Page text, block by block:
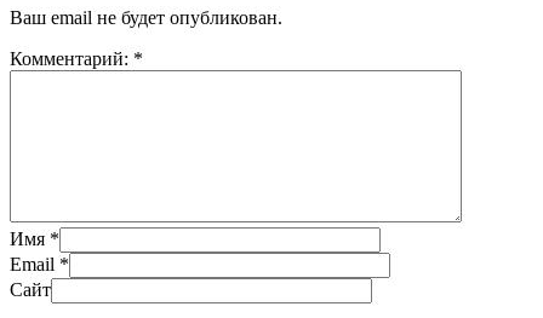
Ваш email не будет опубликован.
Комментарий: *
Имя *
Email *
Сайт